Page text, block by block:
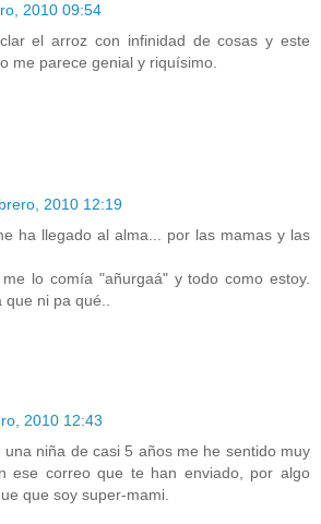
2010 09:54
el arroz con infinidad de cosas y este
me parece genial y riquísimo.
2010 12:19
ha llegado al alma... por las mamas y las
lo comía "añurgaá" y todo como estoy.
que ni pa qué..
2010 12:43
una niña de casi 5 años me he sentido muy
ese correo que te han enviado, por algo
que soy super-mami.